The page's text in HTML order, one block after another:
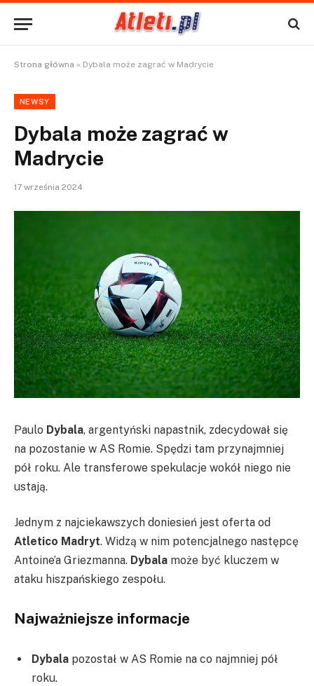
Strona główna » Dybala może zagrać w Madrycie
NEWSY
Dybala może zagrać w
Madrycie
17 września 2024
Paulo Dybala, argentyński napastnik, zdecydował się
na pozostanie w AS Romie. Spędzi tam przynajmniej
pół roku. Ale transferowe spekulacje wokół niego nie
ustają.
Jednym z najciekawszych doniesień jest oferta od
Atletico Madryt. Widzą w nim potencjalnego następcę
Antoine’a Griezmanna. Dybala może być kluczem w
ataku hiszpańskiego zespołu.
Najważniejsze informacje
Dybala pozostał w AS Romie na co najmniej pół
roku.